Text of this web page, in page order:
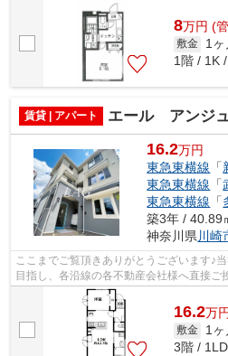
様へ提供しております！最新の情報は...
8万円 (
敷金 1ヶ
1階 / 1K
賃貸 | アパート エール アンジュ
16.2万円
東急東横線 「
東急東横線 「
東急東横線 「
築3年 / 40.89
神奈川県 川崎
ここまでご覧頂きありがとうございます♪
目指し、各沿線の各不動産会社様へ直接ご
様へ提供しております！最新の情報は...
16.2万円
敷金 1ヶ
3階 /